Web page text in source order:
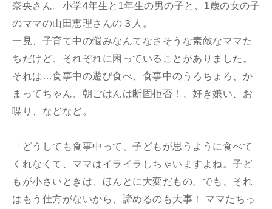
奈央さん。小学4年生と1年生の男の子と、1歳の女の子
のママの山田恵理さんの３人。
一見、子育て中の悩みなんてなさそうな素敵なママた
ちだけど、それぞれに困っていることがありました。
それは…食事中の遊び食べ、食事中のうろちょろ、か
まってちゃん、朝ごはんは断固拒否！、好き嫌い、お
喋り、などなど。
「どうしても食事中って、子どもが思うように食べて
くれなくて、ママはイライラしちゃいますよね。子ど
もが小さいときは、ほんとに大変だもの。でも、それ
はもう仕方がないから、諦めるのも大事！ ママたちっ